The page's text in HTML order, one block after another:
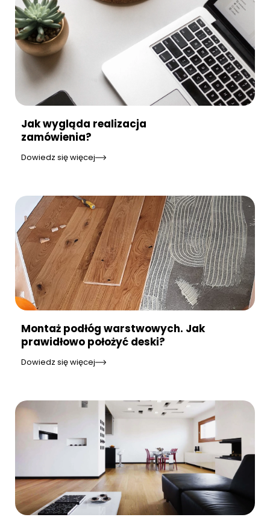
Jak wygląda realizacja
zamówienia?
Dowiedz się więcej
Montaż podłóg warstwowych. Jak
prawidłowo położyć deski?
Dowiedz się więcej